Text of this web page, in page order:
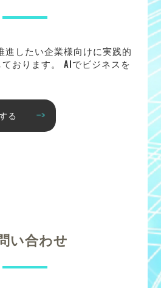
進したい企業様向けに実践的
おります。 AIでビジネスを
る
い合わせ